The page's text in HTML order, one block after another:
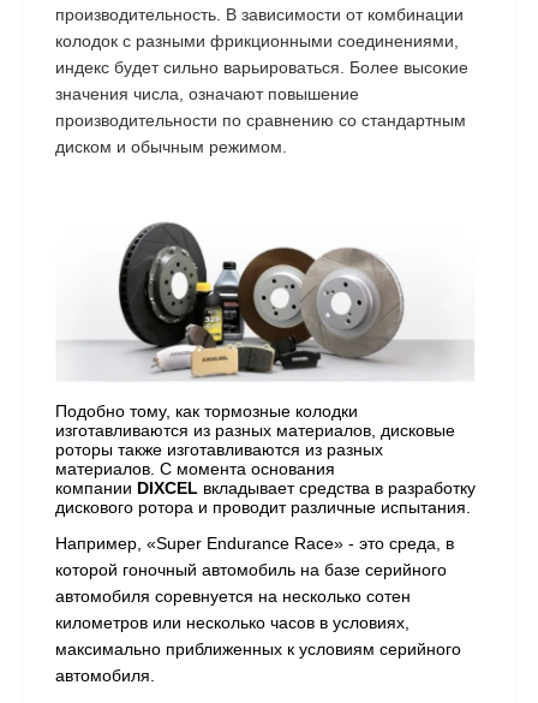
производительность. В зависимости от комбинации
колодок с разными фрикционными соединениями,
индекс будет сильно варьироваться. Более высокие
значения числа, означают повышение
производительности по сравнению со стандартным
диском и обычным режимом.
Подобно тому, как тормозные колодки
изготавливаются из разных материалов, дисковые
роторы также изготавливаются из разных
материалов. С момента основания
компании DIXCEL вкладывает средства в разработку
дискового ротора и проводит различные испытания.
Например, «Super Endurance Race» - это среда, в
которой гоночный автомобиль на базе серийного
автомобиля соревнуется на несколько сотен
километров или несколько часов в условиях,
максимально приближенных к условиям серийного
автомобиля.